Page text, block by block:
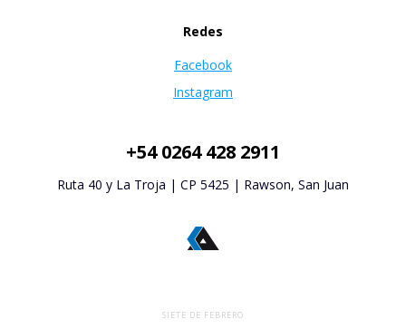
Redes
Facebook
Instagram
+54 0264 428 2911
Ruta 40 y La Troja | CP 5425 | Rawson, San Juan
SIETE DE FEBRERO